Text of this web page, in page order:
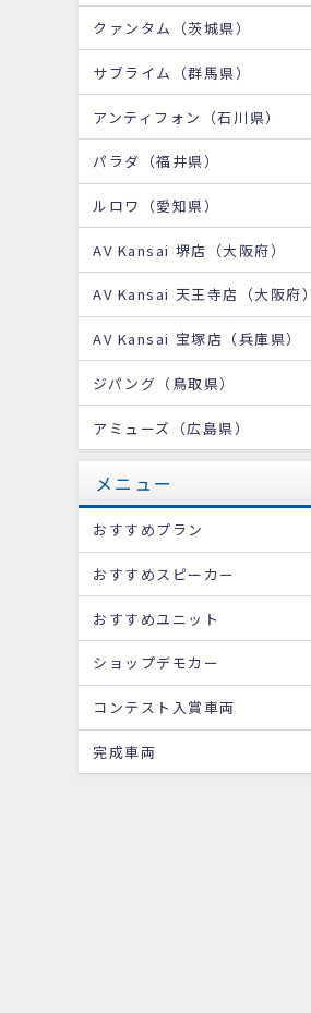
クァンタム（茨城県）
サブライム（群馬県）
アンティフォン（石川県）
パラダ（福井県）
ルロワ（愛知県）
AV Kansai 堺店（大阪府）
AV Kansai 天王寺店（大阪府）
AV Kansai 宝塚店（兵庫県）
ジパング（鳥取県）
アミューズ（広島県）
メニュー
おすすめプラン
おすすめスピーカー
おすすめユニット
ショップデモカー
コンテスト入賞車両
完成車両